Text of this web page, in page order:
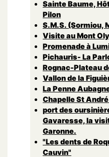
Sainte Baume,
Pilon
S.M.S. (Sormiou,
Visite au Mont
Promenade à
Pichauris- La
Rognac-Plateau
Vallon de la
La Penne
Chapelle St
port des
Gavaresse, la
Garonne.
"Les dents de
Cauvin"